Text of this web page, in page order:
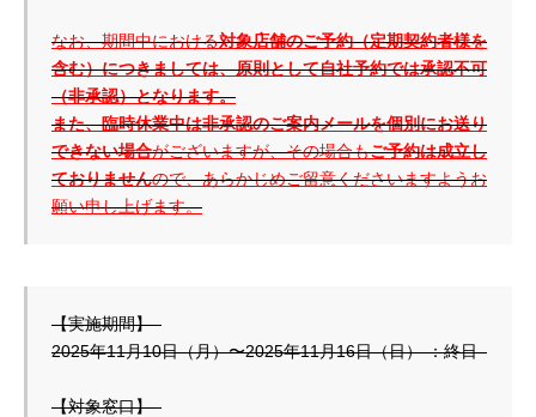
なお、期間中における対象店舗のご予約（定期契約者様を
含む）につきましては、原則として自社予約では承認不可
（非承認）となります。
また、臨時休業中は非承認のご案内メールを個別にお送り
できない場合がございますが、その場合もご予約は成立し
ておりませんので、あらかじめご留意くださいますようお
願い申し上げます。
【実施期間】
2025年11月10日（月）〜2025年11月16日（日） ：終日
【対象窓口】